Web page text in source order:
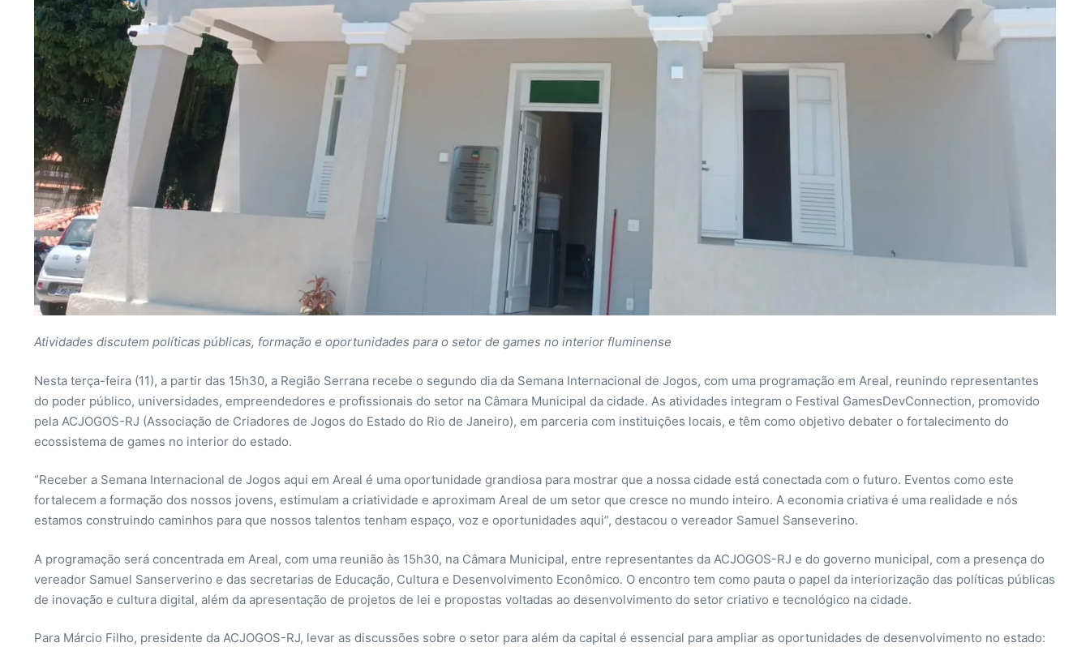
Atividades discutem políticas públicas, formação e oportunidades para o setor de games no interior fluminense
Nesta terça-feira (11), a partir das 15h30, a Região Serrana recebe o segundo dia da Semana Internacional de Jogos, com uma programação em Areal, reunindo representantes
do poder público, universidades, empreendedores e profissionais do setor na Câmara Municipal da cidade. As atividades integram o Festival GamesDevConnection, promovido
pela ACJOGOS-RJ (Associação de Criadores de Jogos do Estado do Rio de Janeiro), em parceria com instituições locais, e têm como objetivo debater o fortalecimento do
ecossistema de games no interior do estado.
“Receber a Semana Internacional de Jogos aqui em Areal é uma oportunidade grandiosa para mostrar que a nossa cidade está conectada com o futuro. Eventos como este
fortalecem a formação dos nossos jovens, estimulam a criatividade e aproximam Areal de um setor que cresce no mundo inteiro. A economia criativa é uma realidade e nós
estamos construindo caminhos para que nossos talentos tenham espaço, voz e oportunidades aqui”, destacou o vereador Samuel Sanseverino.
A programação será concentrada em Areal, com uma reunião às 15h30, na Câmara Municipal, entre representantes da ACJOGOS-RJ e do governo municipal, com a presença do
vereador Samuel Sanserverino e das secretarias de Educação, Cultura e Desenvolvimento Econômico. O encontro tem como pauta o papel da interiorização das políticas públicas
de inovação e cultura digital, além da apresentação de projetos de lei e propostas voltadas ao desenvolvimento do setor criativo e tecnológico na cidade.
Para Márcio Filho, presidente da ACJOGOS-RJ, levar as discussões sobre o setor para além da capital é essencial para ampliar as oportunidades de desenvolvimento no estado: